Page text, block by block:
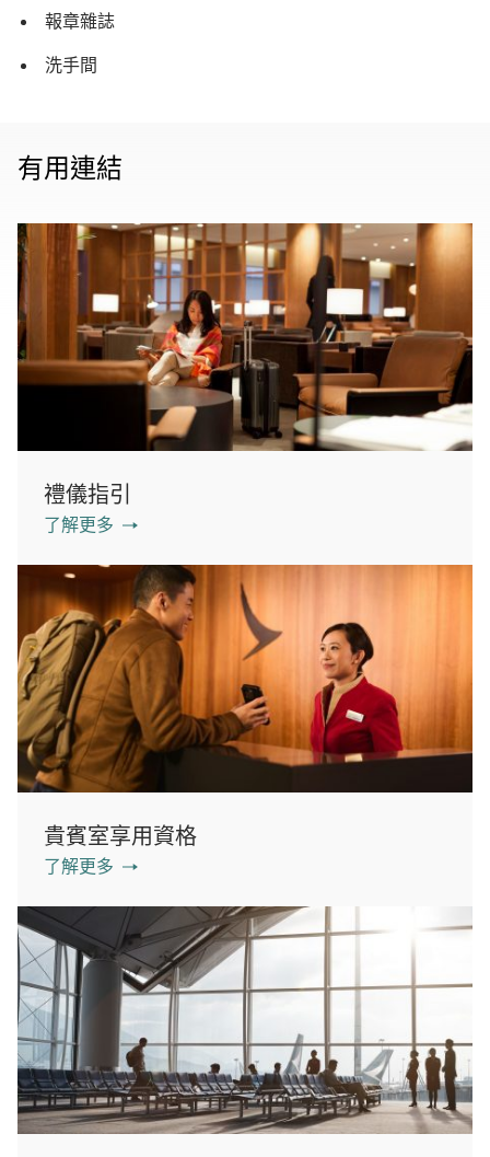
報章雜誌
洗手間
有用連結
禮儀指引
了解更多
貴賓室享用資格
了解更多